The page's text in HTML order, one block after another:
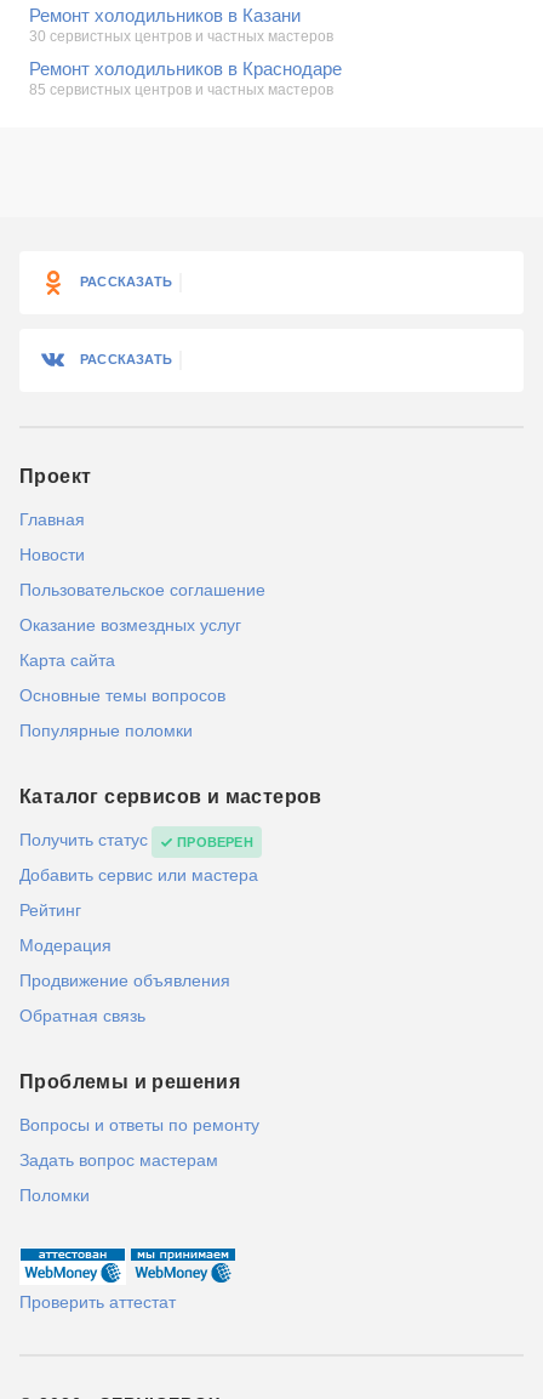
Ремонт холодильников в Казани
30 сервистных центров и частных мастеров
Ремонт холодильников в Краснодаре
85 сервистных центров и частных мастеров
РАССКАЗАТЬ
РАССКАЗАТЬ
Проект
Главная
Новости
Пользовательское соглашение
Оказание возмездных услуг
Карта сайта
Основные темы вопросов
Популярные поломки
Каталог сервисов и мастеров
Получить статус ПРОВЕРЕН
Добавить сервис или мастера
Рейтинг
Модерация
Продвижение объявления
Обратная связь
Проблемы и решения
Вопросы и ответы по ремонту
Задать вопрос мастерам
Поломки
Проверить аттестат